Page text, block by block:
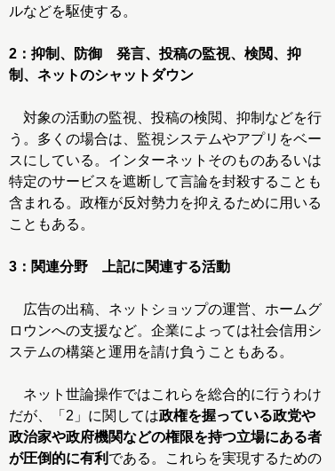
ルなどを駆使する。
2：抑制、防御 発言、投稿の監視、検閲、抑
制、ネットのシャットダウン
対象の活動の監視、投稿の検閲、抑制などを行
う。多くの場合は、監視システムやアプリをベー
スにしている。インターネットそのものあるいは
特定のサービスを遮断して言論を封殺することも
含まれる。政権が反対勢力を抑えるために用いる
こともある。
3：関連分野 上記に関連する活動
広告の出稿、ネットショップの運営、ホームグ
ロウンへの支援など。企業によっては社会信用シ
ステムの構築と運用を請け負うこともある。
ネット世論操作ではこれらを総合的に行うわけ
だが、「2」に関しては政権を握っている政党や
政治家や政府機関などの権限を持つ立場にある者
が圧倒的に有利 である。これらを実現するための